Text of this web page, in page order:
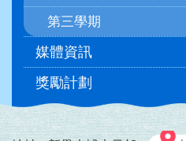
第三學期
媒體資訊
獎勵計劃